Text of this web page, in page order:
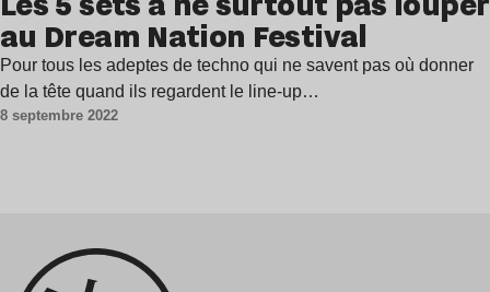
au Dream Nation Festival
Pour tous les adeptes de techno qui ne savent pas où donner
de la tête quand ils regardent le line-up…
8 septembre 2022